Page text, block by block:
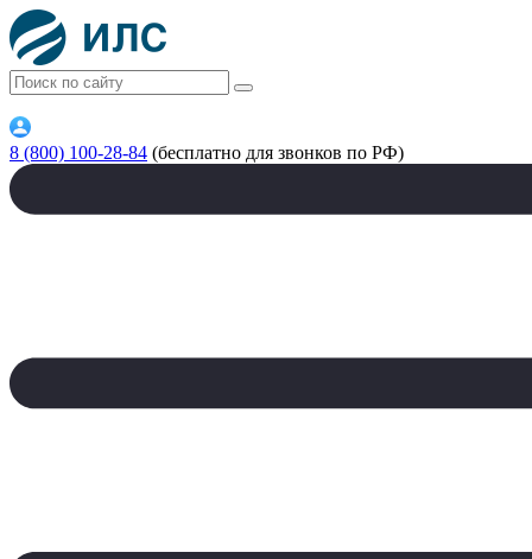
8 (800) 100-28-84 (бесплатно для звонков по РФ)